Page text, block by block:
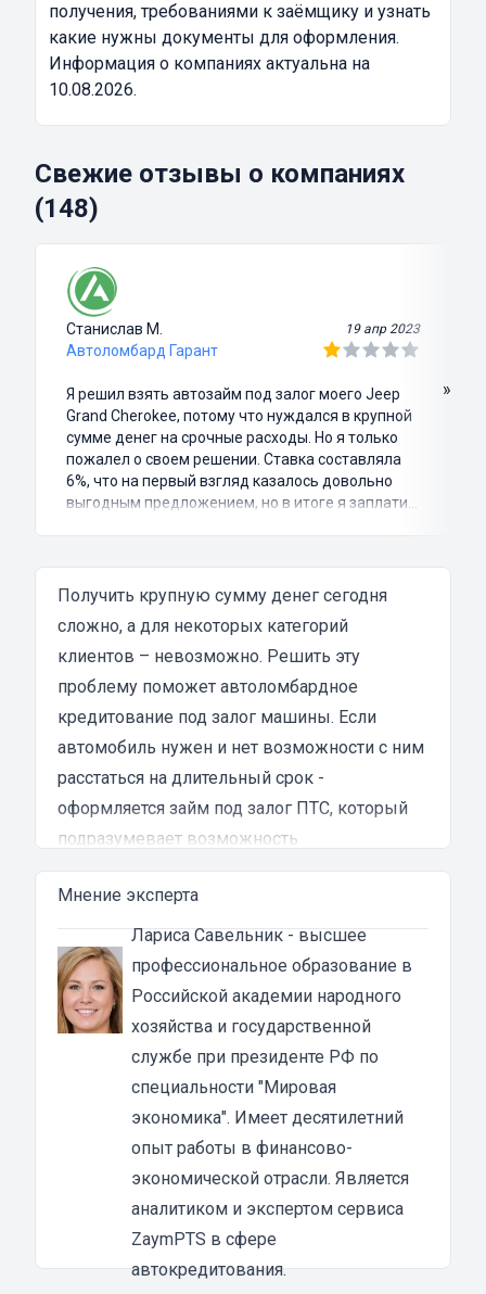
получения, требованиями к заёмщику и узнать
какие нужны документы для оформления.
Информация о компаниях актуальна на
10.08.2026.
Свежие отзывы о компаниях
(148)
Станислав М. 19 апр 2023
Автоломбард Гарант
Я решил взять автозайм под залог моего Jeep
Grand Cherokee, потому что нуждался в крупной
сумме денег на срочные расходы. Но я только
пожалел о своем решении. Ставка составляла
6%, что на первый взгляд казалось довольно
выгодным предложением, но в итоге я заплатил
затянутым и занял много времени и усилий.
Никакого профессионализма и
Разочарование и раздражение - это все, что я
испытал в результате этого кредита...
»
Получить крупную сумму денег сегодня
сложно, а для некоторых категорий
клиентов – невозможно. Решить эту
проблему поможет автоломбардное
кредитование под залог машины. Если
автомобиль нужен и нет возможности с ним
расстаться на длительный срок -
оформляется займ под залог ПТС, который
подразумевает возможность
эксплуатировать транспортное средство на
период финансирования.
Взять займ в автоломбарде под автомобиль
можно без справки о доходах и поручителей.
Особенностью такого вида кредитования
является то, что ломбард выдает займы с
плохой кредитной историей и наличием
просрочек.
Заемщик может получить до 80% от
оценочной стоимости автомобиля. В
качестве залога может выступать любой
транспорт, от мотоцикла до спецтехники. Но
большей популярностью пользуются
легковые и грузовые машины.
Мнение эксперта
Лариса Савельник- высшее
профессиональное образование в
Российской академии народного
хозяйства и государственной
службе при президенте РФ по
специальности "Мировая
экономика". Имеет десятилетний
опыт работы в финансово-
экономической отрасли. Является
аналитиком и экспертом сервиса
ZaymPTS в сфере
автокредитования.